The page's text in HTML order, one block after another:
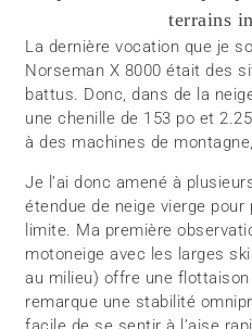
terrains
La dernière vocation que je
Norseman X 8000 était des
battus. Donc, dans de la
une chenille de 153 po et
à des machines de
Je l’ai donc amené à
étendue de neige vierge
limite. Ma première
motoneige avec les larges
au milieu) offre une
remarque une stabilité